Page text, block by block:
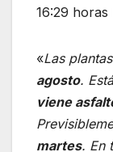
16:29 horas
«Las
agosto.
viene
martes. En